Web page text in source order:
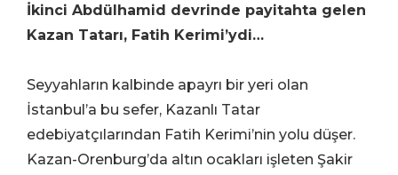
İkinci Abdülhamid devrinde payitahta gelen
Kazan Tatarı, Fatih Kerimi’ydi…
Seyyahların kalbinde apayrı bir yeri olan
İstanbul’a bu sefer, Kazanlı Tatar
edebiyatçılarından Fatih Kerimi’nin yolu düşer.
Kazan-Orenburg’da altın ocakları işleten Şakir